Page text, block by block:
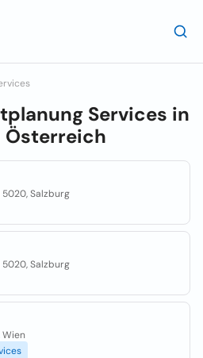
Services in
Österreich
Salzburg
Salzburg
Wien